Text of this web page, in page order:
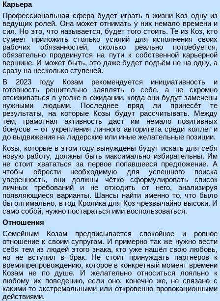
Карьера
Профессиональная сфера будет играть в жизни Коз одну из
ведущих ролей. Она может отнимать у них немало времени и
сил. Но это, что называется, будет того стоить. Те из Коз, кто
сумеет приложить столько усилий для исполнения своих
рабочих обязанностей, сколько реально потребуется,
обязательно продвинутся на пути к собственной карьерной
вершине. И может быть, это даже будет подъём не на одну, а
сразу на несколько ступеней.
В 2023 году Козам рекомендуется инициативность и
готовность решительно заявлять о себе, а не скромно
отсиживаться в уголке в ожидании, когда они будут замечены
нужными людьми. Последнее вряд ли принесёт те
результаты, на которые Козы будут рассчитывать. Между
тем, грамотная активность даст им немало позитивных
бонусов – от укрепления личного авторитета среди коллег и
до выдвижения на лидерские или иные желательные позиции.
Козы, которые в этом году вынуждены будут искать для себя
новую работу, должны быть максимально избирательны. Им
не стоит хвататься за первое попавшееся предложение. А
чтобы обрести необходимую для успешного поиска
уверенность, они должны чётко сформулировать список
личных требований и не отходить от него, анализируя
появляющиеся варианты. Шансы найти именно то, что было
бы оптимально, в год Кролика для Коз чрезвычайно высоки. И
само собой, нужно постараться ими воспользоваться.
Отношения
Семейным Козам предписывается спокойное и ровное
отношение к своим супругам. И примерно так же нужно вести
себя тем из людей этого знака, кто уже нашёл свою любовь,
но не вступил в брак. Не стоит принуждать партнёров к
времяпрепровождению, которое в конкретный момент времени
Козам не по душе. И желательно относиться лояльно к
любому их поведению, если оно, конечно же, не связано с
какими-то экстремальными или откровенно провокационными
действиями.